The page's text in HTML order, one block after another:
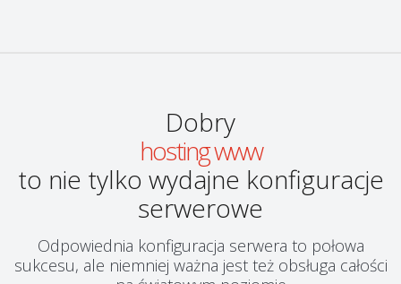
Dobry
hosting www
to nie tylko wydajne konfiguracje
serwerowe
Odpowiednia konfiguracja serwera to połowa
sukcesu, ale niemniej ważna jest też obsługa całości